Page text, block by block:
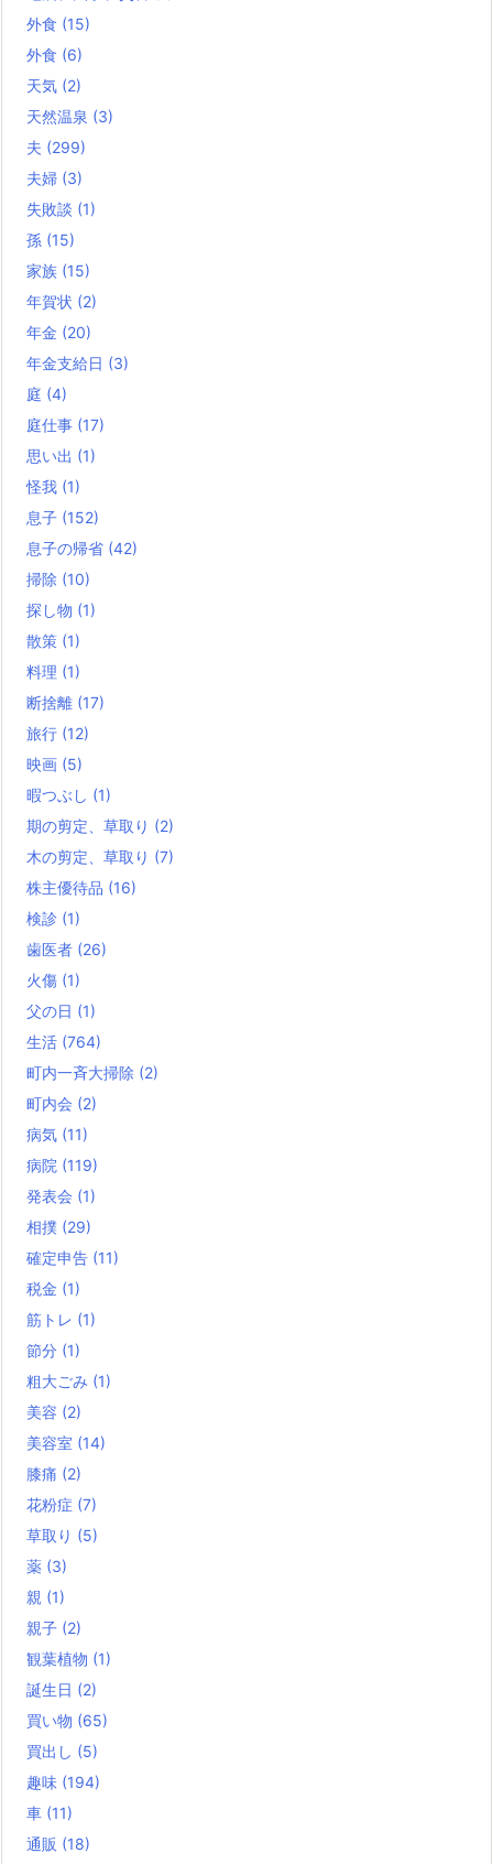
外食 (15)
外食 (6)
天気 (2)
天然温泉 (3)
夫 (299)
夫婦 (3)
失敗談 (1)
孫 (15)
家族 (15)
年賀状 (2)
年金 (20)
年金支給日 (3)
庭 (4)
庭仕事 (17)
思い出 (1)
怪我 (1)
息子 (152)
息子の帰省 (42)
掃除 (10)
探し物 (1)
散策 (1)
料理 (1)
断捨離 (17)
旅行 (12)
映画 (5)
暇つぶし (1)
期の剪定、草取り (2)
木の剪定、草取り (7)
株主優待品 (16)
検診 (1)
歯医者 (26)
火傷 (1)
父の日 (1)
生活 (764)
町内一斉大掃除 (2)
町内会 (2)
病気 (11)
病院 (119)
発表会 (1)
相撲 (29)
確定申告 (11)
税金 (1)
筋トレ (1)
節分 (1)
粗大ごみ (1)
美容 (2)
美容室 (14)
膝痛 (2)
花粉症 (7)
草取り (5)
薬 (3)
親 (1)
親子 (2)
観葉植物 (1)
誕生日 (2)
買い物 (65)
買出し (5)
趣味 (194)
車 (11)
通販 (18)